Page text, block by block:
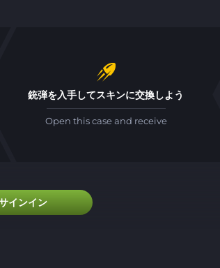
銃弾を入手してスキンに交換しよう
Open this case and receive
インイン